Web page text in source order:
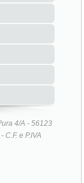
4/A - 56123
e P.IVA